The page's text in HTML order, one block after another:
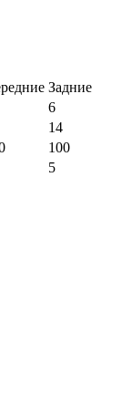
Задние
6
14
100
5